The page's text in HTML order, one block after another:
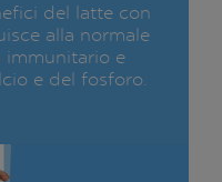
del latte con
alla normale
immunitario e
e del fosforo.